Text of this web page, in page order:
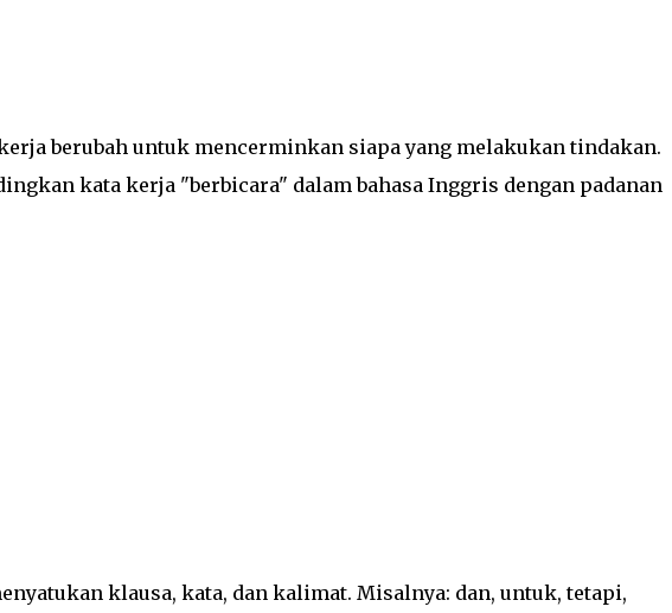
berubah untuk mencerminkan siapa yang melakukan tindakan.
kata kerja "berbicara" dalam bahasa Inggris dengan padanan
klausa, kata, dan kalimat. Misalnya: dan, untuk, tetapi,